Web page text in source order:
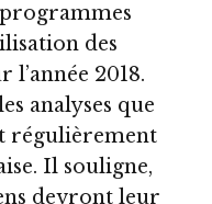
des
l’année 2018.
analyses que
régulièrement
Il souligne,
devront leur